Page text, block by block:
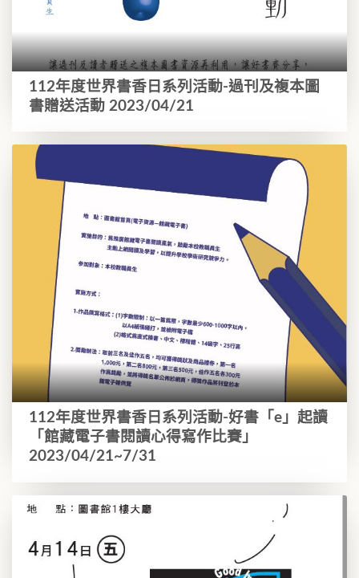
112年度世界書香日系列活動-過刊及複本圖
書贈送活動 2023/04/21
112年度世界書香日系列活動-好書「e」起讀
「館藏電子書閱讀心得寫作比賽」
2023/04/21~7/31